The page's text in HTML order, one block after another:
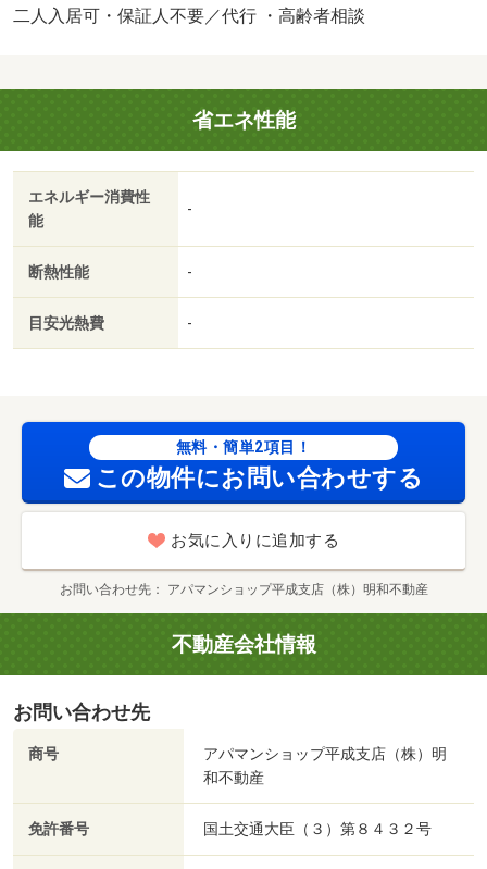
より保証会社加入要） 保証会社：保証人代行サービス保
／浴室乾燥機／室内洗濯置／追焚機能浴室／温水洗浄便座
／洗面所独立／２口コンロ／礼金不要／保証人不要／敷金
１ヶ月／ネット使用料不要／築２年以内／築３年以内／ト
イレ未使用／２駅利用可／駅徒歩１０分以内／築５年以内
／プロパンガス／保証会社利用可／高齢者歓迎／セブン－
イレブン熊本黒髪２丁目店（コンビニ）まで４２３ｍ／ジ
局（郵便局）まで６９８ｍ／ローソン熊本大学前（コンビ
ニ）まで７８３ｍ／セブン－イレブン熊本黒髪５丁目店
（コンビニ）まで１３８９ｍ／ゆめタウン大江（スーパ
二人入居可・保証人不要／代行 ・高齢者相談
省エネ性能
エネルギー消費性
能
-
断熱性能 -
目安光熱費 -
無料・簡単2項目！
この物件にお問い合わせする
お気に入りに追加する
お問い合わせ先 アパマンショップ平成支店（株）明和不動産
不動産会社情報
お問い合わせ先
商号
アパマンショップ平成支店（株）明
和不動産
免許番号 国土交通大臣（３）第８４３２号